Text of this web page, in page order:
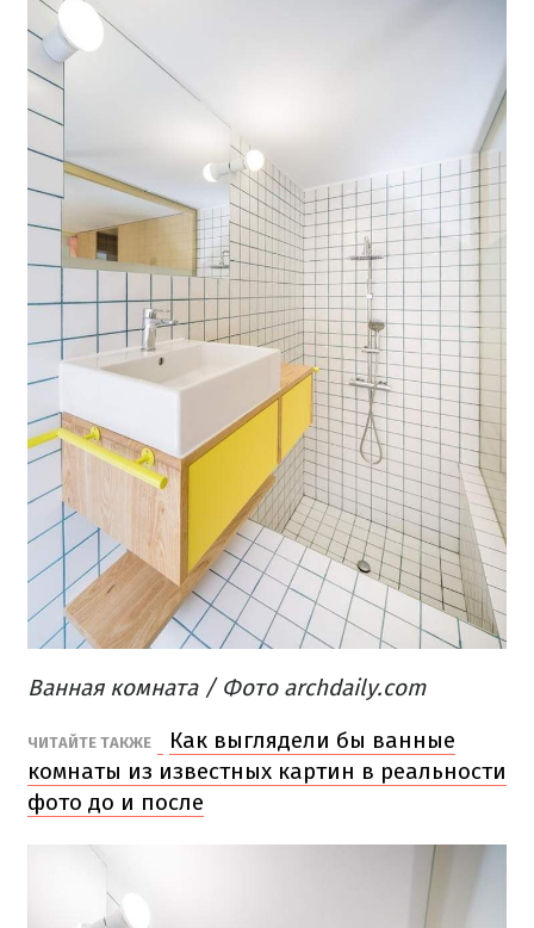
Ванная комната / Фото archdaily.com
ЧИТАЙТЕ ТАКЖЕ
Как выглядели бы ванные
комнаты из известных картин в реальности
фото до и после